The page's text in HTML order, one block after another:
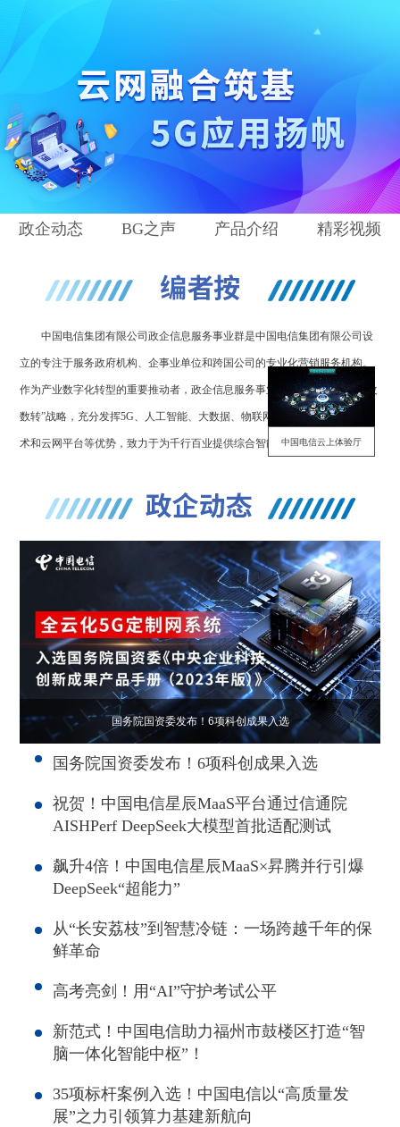
政企动态 BG之声 产品介绍 精彩视频
中国电信集团有限公司政企信息服务事业群是中国电信集团有限公司设
立的专注于服务政府机构、企事业单位和跨国公司的专业化营销服务机构。
作为产业数字化转型的重要推动者，政企信息服务事业群坚持深入实施“云改
数转”战略，充分发挥5G、人工智能、大数据、物联网等新一代信息通信技
术和云网平台等优势，致力于为千行百业提供综合智能信息服务。
国务院国资委发布！6项科创成果入选
国务院国资委发布！6项科创成果入选
祝贺！中国电信星辰MaaS平台通过信通院
AISHPerf DeepSeek大模型首批适配测试
飙升4倍！中国电信星辰MaaS×昇腾并行引爆
DeepSeek“超能力”
从“长安荔枝”到智慧冷链：一场跨越千年的保
鲜革命
高考亮剑！用“AI”守护考试公平
新范式！中国电信助力福州市鼓楼区打造“智
脑一体化智能中枢”！
35项标杆案例入选！中国电信以“高质量发
展”之力引领算力基建新航向
中国电信云上体验厅